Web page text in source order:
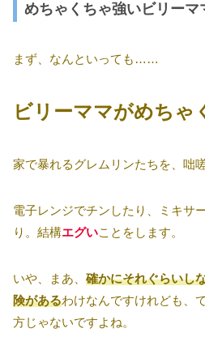
めちゃくちゃ強いビリーマ
まず、なんといっても……
ビリーママがめちゃ
家で暴れるグレムリンたちを、咄
電子レンジでチンしたり、ミキサ
り。結構エグいことをします。
いや、まあ、 確かにそれぐらいし
険があるわけなんですけれども、
方じゃないですよね。